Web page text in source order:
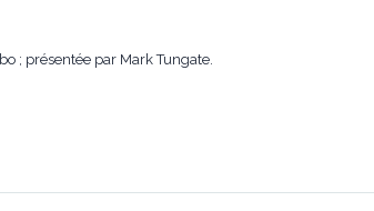
; présentée par Mark Tungate.